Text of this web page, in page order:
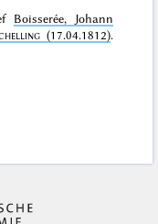
Boisserée, Johann
(17.04.1812).